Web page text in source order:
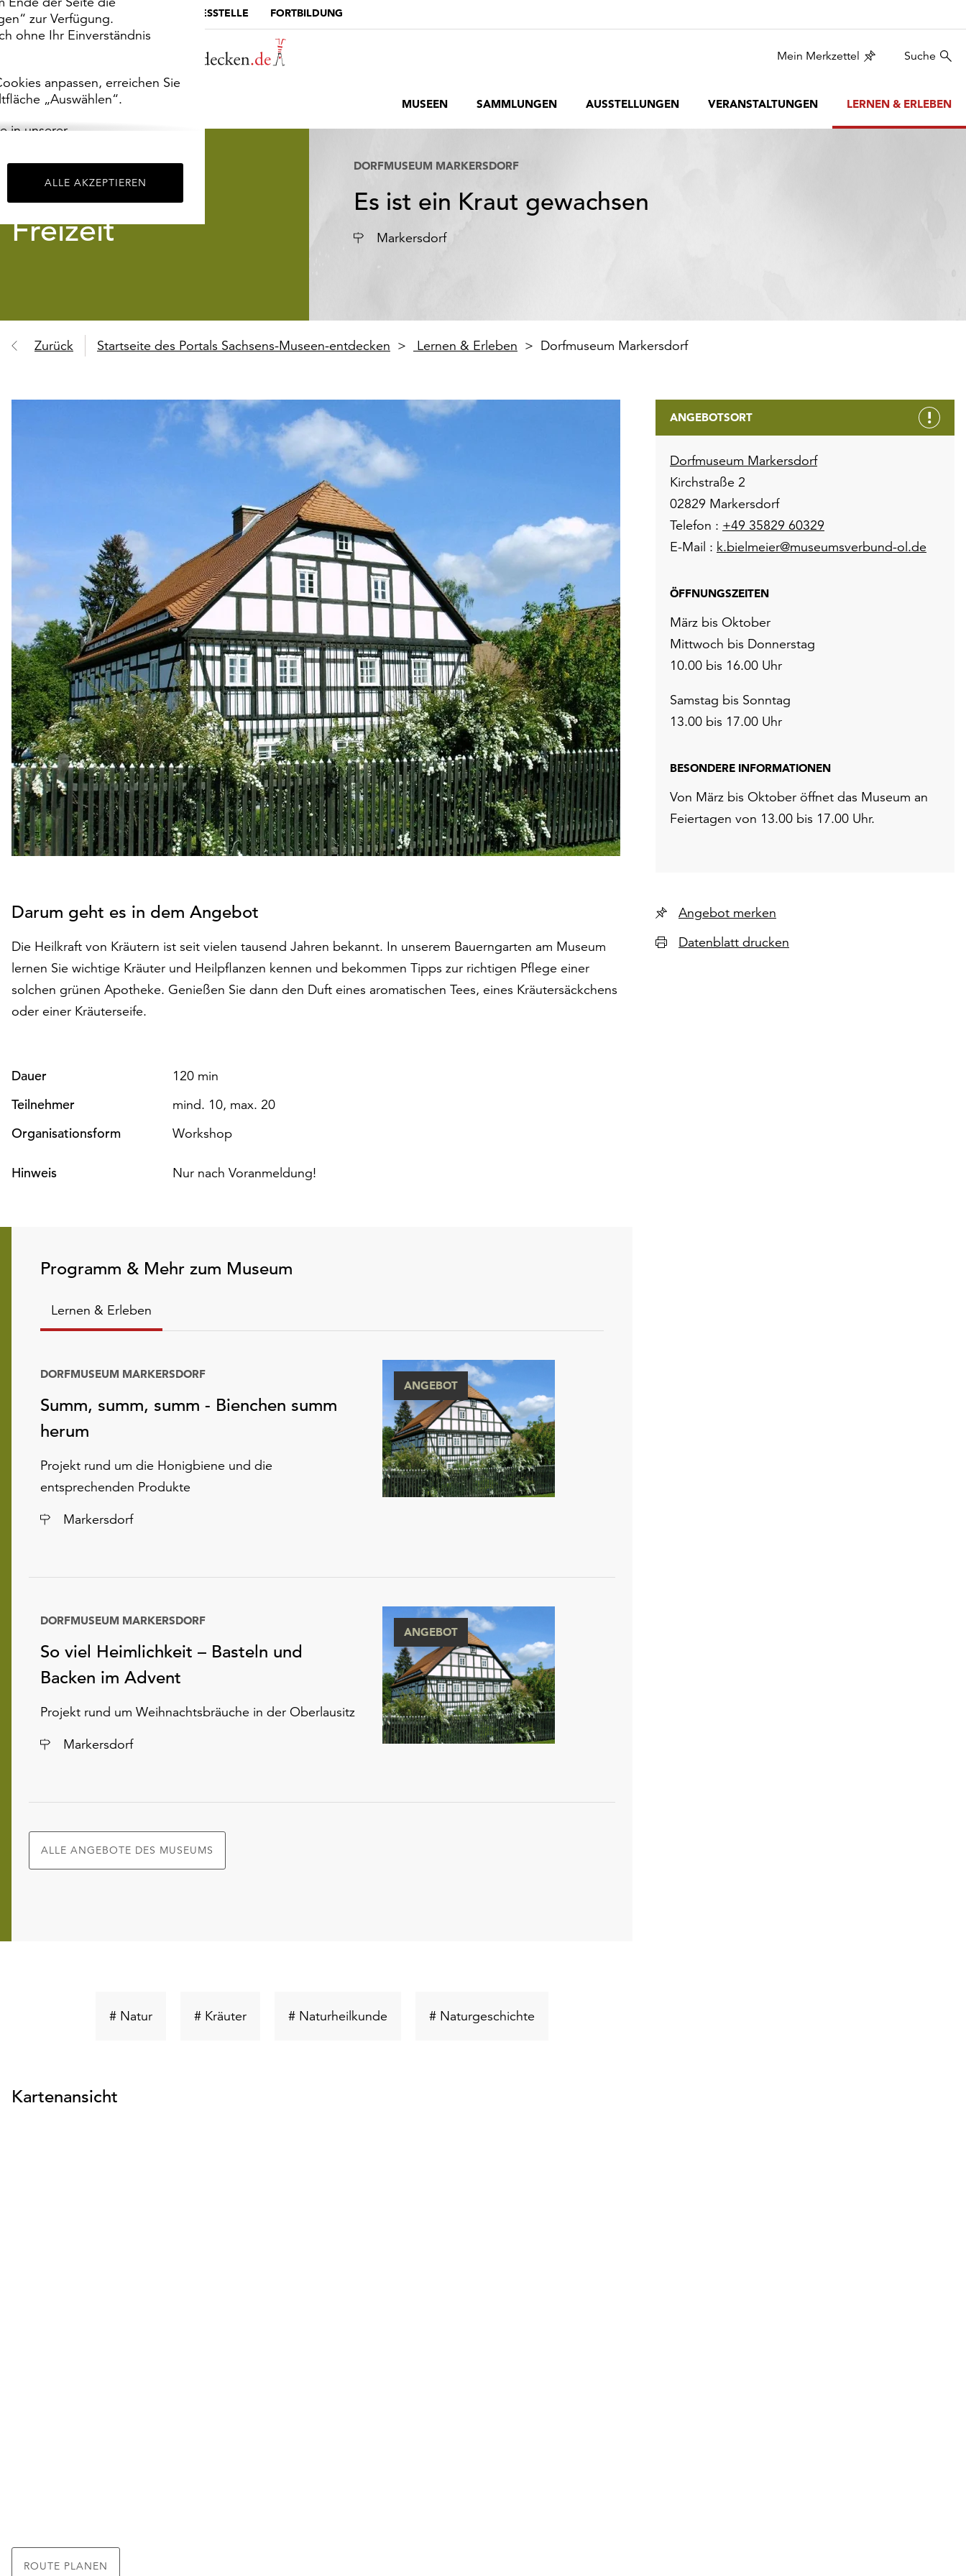
zur Verfügung.
ohne Ihr Einverständnis
anpassen, erreichen Sie
„Auswählen“.
in unserer
ALLE AKZEPTIEREN
MUSEUMSPORTAL DIE LANDESSTELLE FORTBILDUNG
Mein Merkzettel Suche
MUSEEN SAMMLUNGEN AUSSTELLUNGEN VERANSTALTUNGEN LERNEN & ERLEBEN
Freizeit
DORFMUSEUM MARKERSDORF
Es ist ein Kraut gewachsen
Ort Markersdorf
Zurück Startseite des Portals Sachsens-Museen-entdecken Lernen & Erleben Dorfmuseum Markersdorf
Darum geht es in dem Angebot
Die Heilkraft von Kräutern ist seit vielen tausend Jahren bekannt. In unserem Bauerngarten am Museum
lernen Sie wichtige Kräuter und Heilpflanzen kennen und bekommen Tipps zur richtigen Pflege einer
solchen grünen Apotheke. Genießen Sie dann den Duft eines aromatischen Tees, eines Kräutersäckchens
oder einer Kräuterseife.
Dauer
120 min
Teilnehmer
mind. 10, max. 20
Organisationsform
Workshop
Hinweis Nur nach Voranmeldung!
Programm & Mehr zum Museum
Lernen & Erleben
Summ, summ, summ - Bienchen summ
herum
DORFMUSEUM MARKERSDORF
Projekt rund um die Honigbiene und die
entsprechenden Produkte
Ort
Markersdorf
ANGEBOT
So viel Heimlichkeit – Basteln und
Backen im Advent
DORFMUSEUM MARKERSDORF
Projekt rund um Weihnachtsbräuche in der Oberlausitz
Ort
Markersdorf
ANGEBOT
ALLE ANGEBOTE DES MUSEUMS
# NaturSchlüsselwort
# KräuterSchlüsselwort# NaturheilkundeSchlüsselwort# NaturgeschichteSchlüsselwort
Kartenansicht
ROUTE PLANEN
ANGEBOTSORT
Dorfmuseum Markersdorf
Kirchstraße 2
02829 Markersdorf
Telefon : +49 35829 60329
E-Mail : k.bielmeier@museumsverbund-ol.de
ÖFFNUNGSZEITEN
März bis Oktober
Mittwoch bis Donnerstag
10.00 bis 16.00 Uhr
Samstag bis Sonntag
13.00 bis 17.00 Uhr
BESONDERE INFORMATIONEN
Von März bis Oktober öffnet das Museum an
Feiertagen von 13.00 bis 17.00 Uhr.
Angebot merken
Datenblatt drucken